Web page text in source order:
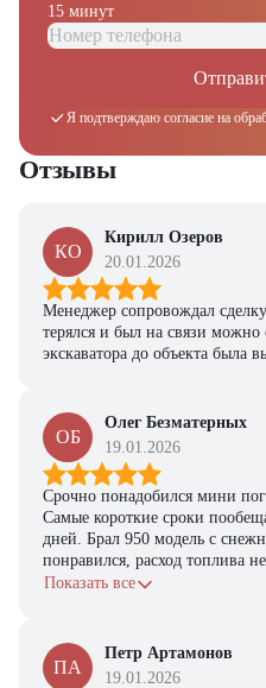
15 минут
Я подтверждаю согласие на
Отзывы
КО
Кирилл Озеров
20.01.2026
Менеджер сопровождал
терялся и был на связи можно
экскаватора до объекта была
ОБ
Олег Безматерных
19.01.2026
Срочно понадобился мини
Самые короткие сроки
дней. Брал 950 модель с
понравился, расход топлива
с задачами справляется.
Показать все
ПА
Петр Артамонов
19.01.2026